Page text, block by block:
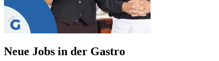
Neue Jobs in der Gastro